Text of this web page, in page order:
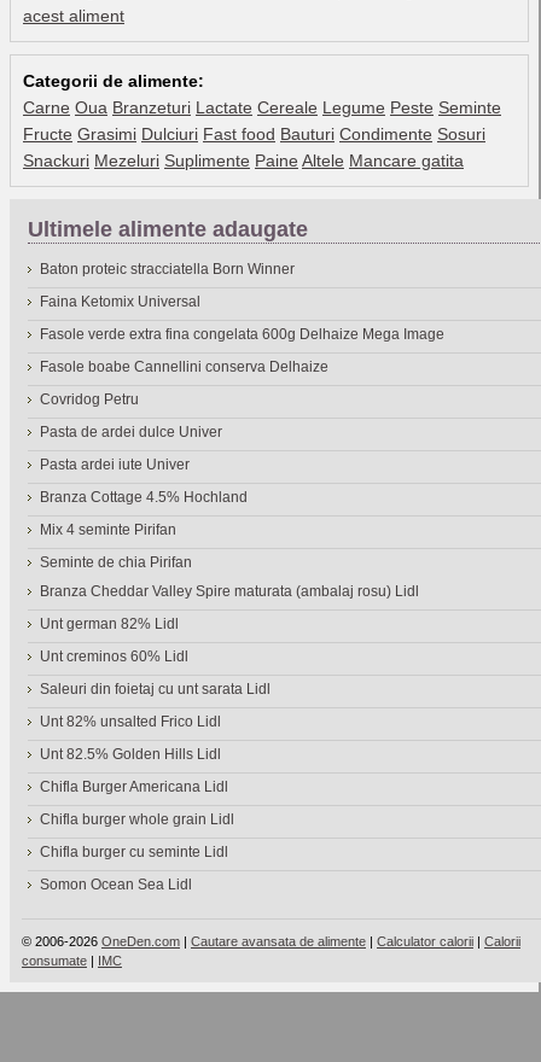
acest aliment
Categorii de alimente:
Carne Oua Branzeturi Lactate Cereale Legume Peste Seminte
Fructe Grasimi Dulciuri Fast food Bauturi Condimente Sosuri
Snackuri Mezeluri Suplimente Paine Altele Mancare gatita
Ultimele alimente adaugate
Baton proteic stracciatella Born Winner
Faina Ketomix Universal
Fasole verde extra fina congelata 600g Delhaize Mega Image
Fasole boabe Cannellini conserva Delhaize
Covridog Petru
Pasta de ardei dulce Univer
Pasta ardei iute Univer
Branza Cottage 4.5% Hochland
Mix 4 seminte Pirifan
Seminte de chia Pirifan
Branza Cheddar Valley Spire maturata (ambalaj rosu) Lidl
Unt german 82% Lidl
Unt creminos 60% Lidl
Saleuri din foietaj cu unt sarata Lidl
Unt 82% unsalted Frico Lidl
Unt 82.5% Golden Hills Lidl
Chifla Burger Americana Lidl
Chifla burger whole grain Lidl
Chifla burger cu seminte Lidl
Somon Ocean Sea Lidl
© 2006-2026 OneDen.com | Cautare avansata de alimente | Calculator calorii | Calorii
consumate | IMC